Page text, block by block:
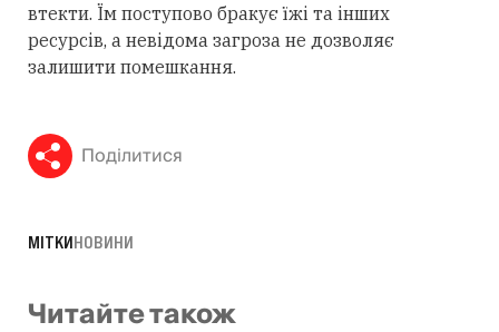
втекти. Їм поступово бракує їжі та інших
ресурсів, а невідома загроза не дозволяє
залишити помешкання.
Поділитися
МІТКИНОВИНИ
Читайте також